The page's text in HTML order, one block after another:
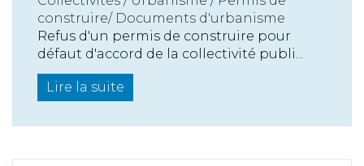
construire/ Documents d'urbanisme
Refus d'un permis de construire pour
défaut d'accord de la collectivité publi...
Lire la suite